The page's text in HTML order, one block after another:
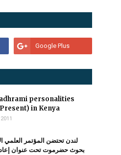
personalities
in Kenya
لندن تحتضن المؤتمر العلمي
بحوث حضرموت تحت عنوان